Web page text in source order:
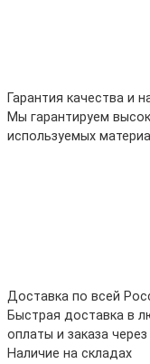
Гарантия качества и
Мы гарантируем
используемых
Доставка по всей
Быстрая доставка в
оплаты и заказа через
Наличие на складах